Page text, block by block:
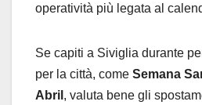
operatività più legata al
Se capiti a Siviglia durante
per la città, come Semana
Abril , valuta bene gli